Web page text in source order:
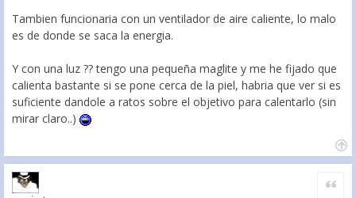
Tambien funcionaria con un ventilador de aire caliente, lo malo
es de donde se saca la energia.
Y con una luz ?? tengo una pequeña maglite y me he fijado que
calienta bastante si se pone cerca de la piel, habria que ver si es
suficiente dandole a ratos sobre el objetivo para calentarlo (sin
mirar claro..)
Citar